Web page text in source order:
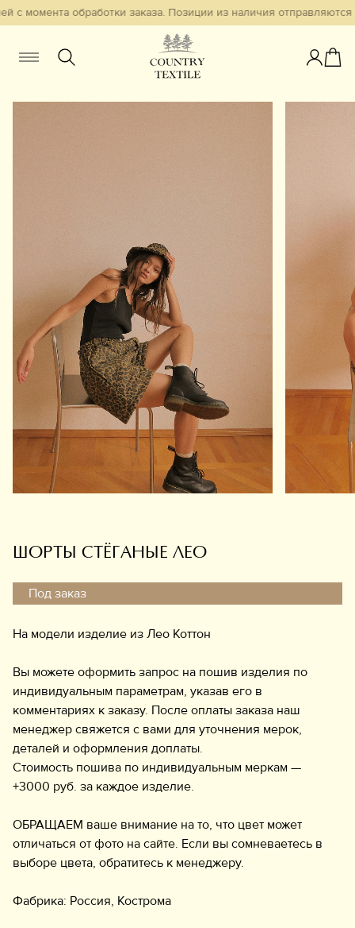
обработки заказа. Позиции из наличия отправляются
Новинки
Бестселлеры
Одежда
Обувь
Аксессуары
Украшения
Информация
ШОРТЫ СТЁГАНЫЕ ЛЕО
Под заказ
На модели изделие из Лео Коттон
Вы можете оформить запрос на пошив изделия по
индивидуальным параметрам, указав его в
комментариях к заказу. После оплаты заказа наш
менеджер свяжется с вами для уточнения мерок,
деталей и оформления доплаты.
Стоимость пошива по индивидуальным меркам —
+3000 руб. за каждое изделие.
ОБРАЩАЕМ ваше внимание на то, что цвет может
отличаться от фото на сайте. Если вы сомневаетесь в
выборе цвета, обратитесь к менеджеру.
Фабрика: Россия, Кострома